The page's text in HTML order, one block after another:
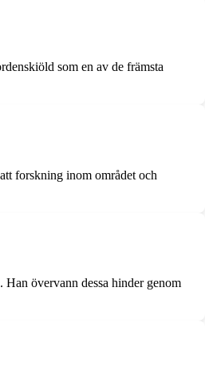
som en av de främsta
forskning inom området och
övervann dessa hinder genom